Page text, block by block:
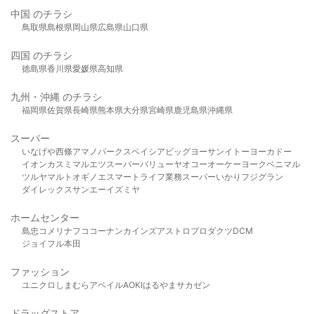
中国 のチラシ
鳥取県島根県岡山県広島県山口県
四国 のチラシ
徳島県香川県愛媛県高知県
九州・沖縄 のチラシ
福岡県佐賀県長崎県熊本県大分県宮崎県鹿児島県沖縄県
スーパー
いなげや西條アマノパークスベイシア ビッグヨーサンイトーヨーカドー
イオンカスミ マルエツスーパーバリューヤオコーオーケー ヨークベニマル
ツルヤマルト オギノ エスマート ライフ業務スーパーいかり フジグラン
ダイレックスサンエーイズミヤ
ホームセンター
島忠 コメリ ナフコ コーナンカインズアストロプロダクツDCM
ジョイフル本田
ファッション
ユニクロ しまむら アベイルAOKIはるやま サカゼン